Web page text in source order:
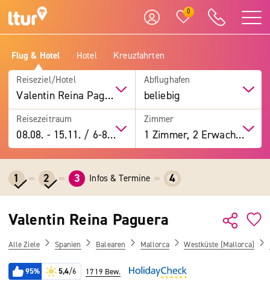
0
Flug & Hotel Hotel Kreuzfahrten
Reiseziel/Hotel
Valentin Reina Paguera
Abflughafen
beliebig
Reisezeitraum
08.08. -15.11. / 6-8 Tage
Zimmer
1 Zimmer, 2 Erwachsene
1 2 3 Infos & Termine 4
Valentin Reina Paguera
Alle Ziele Spanien Balearen Mallorca Westküste (Mallorca)
95% 5,4/6 1719 Bew.